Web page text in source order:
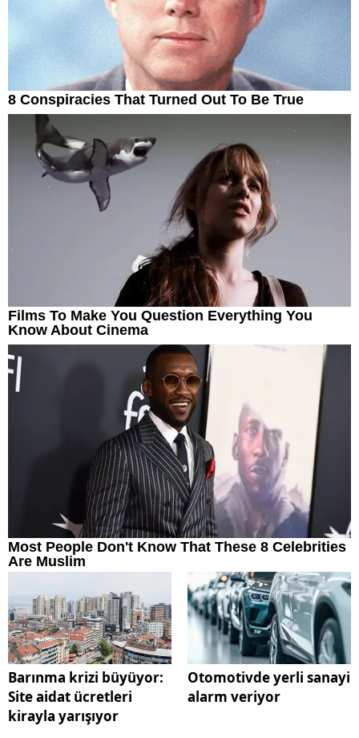
Barınma krizi büyüyor:
Site aidat ücretleri
kirayla yarışıyor
Otomotivde yerli sanayi
alarm veriyor